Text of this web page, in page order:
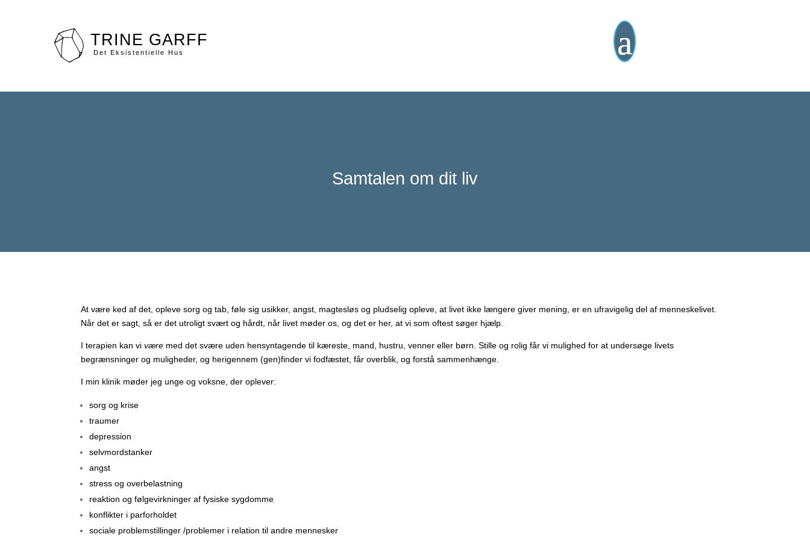
Det Eksistentielle Hus
TRINE GARFF
Dit afsnit går her
Samtalen om dit liv
At være ked af det, opleve sorg og tab, føle sig usikker, angst, magtesløs og pludselig opleve, at livet ikke længere giver mening, er en ufravigelig del af menneskelivet.
Når det er sagt, så er det utroligt svært og hårdt, når livet møder os, og det er her, at vi som oftest søger hjælp.
I terapien kan vivære med det svære uden hensyntagende til kæreste, mand, hustru, venner eller børn. Stille og rolig får vi mulighed for at undersøge livets
begrænsninger og muligheder, og herigennem (gen)finder vi fodfæstet, får overblik, og forstå sammenhænge.
I min klinik møder jeg unge og voksne, der oplever:
sorg og krise
traumer
depression
selvmordstanker
angst
stress og overbelastning
reaktion og følgevirkninger af fysiske sygdomme
konflikter i parforholdet
sociale problemstillinger /problemer i relation til andre mennesker